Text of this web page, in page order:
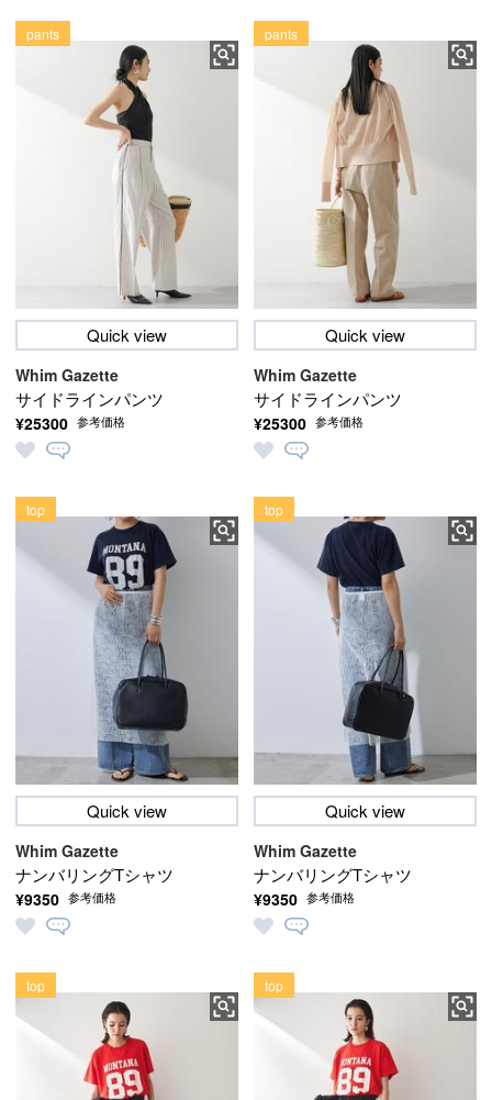
Quick view
サイドラインパンツ
Whim Gazette
¥25300 参考価格
pants
Quick view
サイドラインパンツ
Whim Gazette
¥25300 参考価格
pants
Quick view
ナンバリングTシャツ
Whim Gazette
¥9350 参考価格
top
Quick view
ナンバリングTシャツ
Whim Gazette
¥9350 参考価格
top
top top